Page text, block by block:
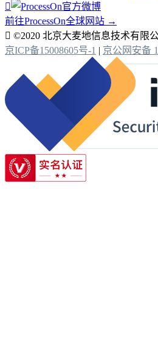

前往ProcessOn全球网站 →
 ©2020 北京大麦地信息技术有限
京ICP备15008605号-1 | 京公网安备